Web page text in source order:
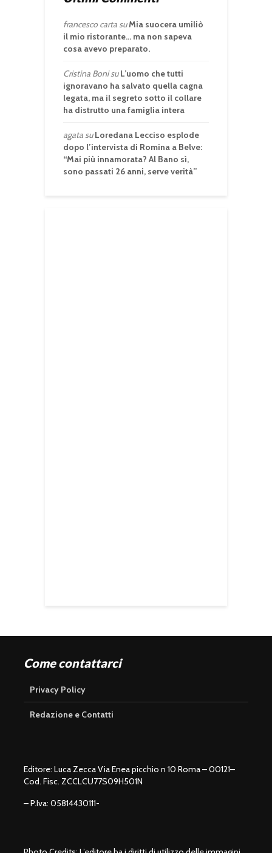
francesco cartasuMia suocera umiliò
il mio ristorante… ma non sapeva
cosa avevo preparato.
Cristina BonisuL’uomo che tutti
ignoravano ha salvato quella cagna
legata, ma il segreto sotto il collare
ha distrutto una famiglia intera
agatasuLoredana Lecciso esplode
dopo l’intervista di Romina a Belve:
“Mai più innamorata? Al Bano sì,
sono passati 26 anni, serve verità”
Come contattarci
Privacy Policy
Redazione e Contatti
Editore: Luca Zecca Via Enea picchio n 10 Roma – 00121–
Cod. Fisc. ZCCLCU77S09H501N
– P.Iva: 05814430111-